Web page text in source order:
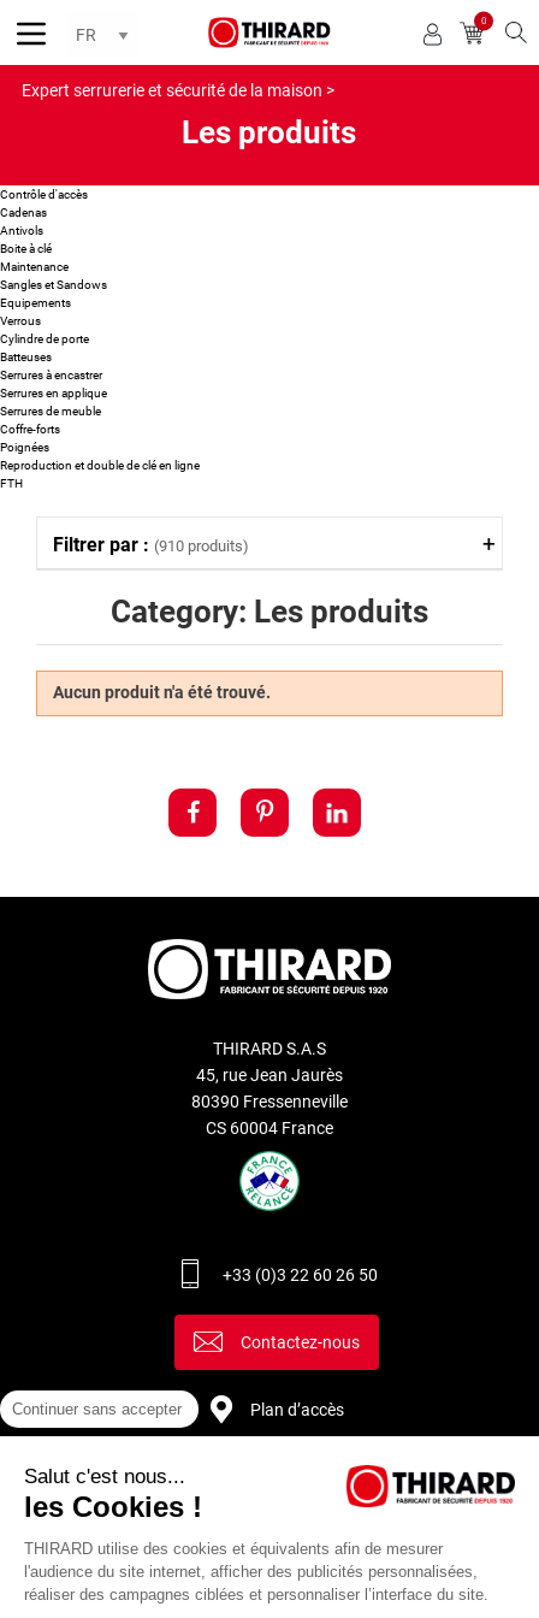
0
Expert serrurerie et sécurité de la maison >
Les produits
Contrôle d'accès
Cadenas
Antivols
Boite à clé
Maintenance
Sangles et Sandows
Equipements
Verrous
Cylindre de porte
Batteuses
Serrures à encastrer
Serrures en applique
Serrures de meuble
Coffre-forts
Poignées
Reproduction et double de clé en ligne
FTH
Category: Les produits
Aucun produit n'a été trouvé.
Filtrer par : (910 produits)
THIRARD S.A.S
45, rue Jean Jaurès
80390 Fressenneville
CS 60004 France
+33 (0)3 22 60 26 50
Contactez-nous
Plan d’accès
Continuer sans accepter
Salut c'est nous...
les Cookies !
THIRARD utilise des cookies et équivalents afin de mesurer
l'audience du site internet, afficher des publicités personnalisées,
réaliser des campagnes ciblées et personnaliser l’interface du site.